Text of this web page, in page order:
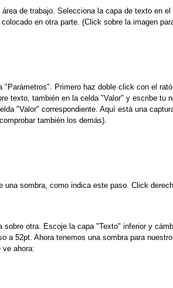
de trabajo. Selecciona la capa de texto en
en otra parte. (Click sobre la imagen
Primero haz doble click con el
texto, también en la celda "Valor" y escribe
"Valor" correspondiente. Aquí está una
también los demás).
sombra, como indica este paso. Click
otra. Escoje la capa "Texto" inferior y
a 52pt. Ahora tenemos una sombra para
ahora: